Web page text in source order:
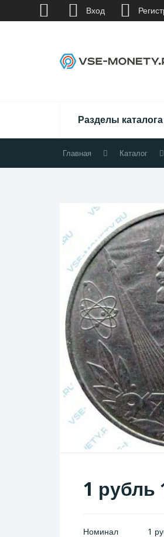
Разделы каталога
Главная Каталог
1 рубль
Номинал
1
Вход